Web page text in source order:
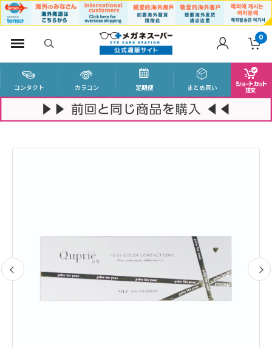
0
コンタクト カラコン 定期便 まとめ買い